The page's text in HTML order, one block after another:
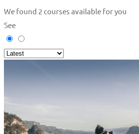
We found 2 courses available for you
See